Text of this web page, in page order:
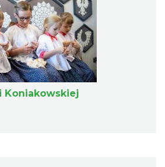
Koniakowskiej